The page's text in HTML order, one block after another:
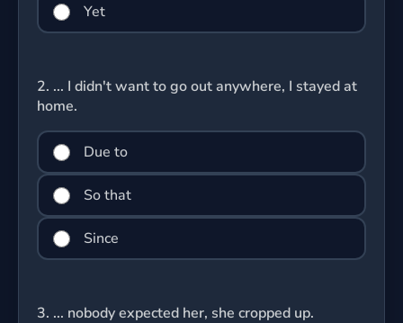
Yet
2. ... I didn't want to go out anywhere, I stayed at
home.
Due to
So that
Since
3. ... nobody expected her, she cropped up.